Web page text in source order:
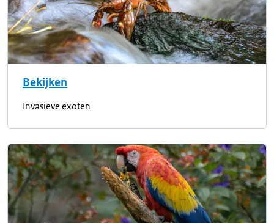
Bekijken
Invasieve exoten